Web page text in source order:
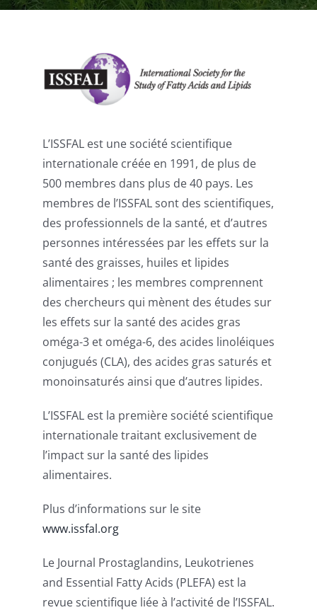
L’ISSFAL est une société scientifique
internationale créée en 1991, de plus de
500 membres dans plus de 40 pays. Les
membres de l’ISSFAL sont des scientifiques,
des professionnels de la santé, et d’autres
personnes intéressées par les effets sur la
santé des graisses, huiles et lipides
alimentaires ; les membres comprennent
des chercheurs qui mènent des études sur
les effets sur la santé des acides gras
oméga-3 et oméga-6, des acides linoléiques
conjugués (CLA), des acides gras saturés et
monoinsaturés ainsi que d’autres lipides.
L’ISSFAL est la première société scientifique
internationale traitant exclusivement de
l’impact sur la santé des lipides
alimentaires.
Plus d’informations sur le site
www.issfal.org
Le Journal Prostaglandins, Leukotrienes
and Essential Fatty Acids (PLEFA) est la
revue scientifique liée à l’activité de l’ISSFAL.